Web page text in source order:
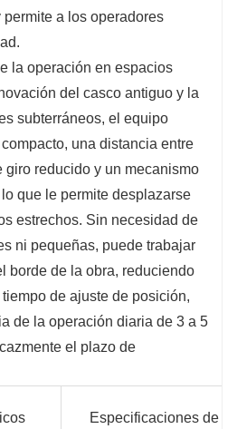
a los operadores
la operación en espacios
del casco antiguo y la
subterráneos, el equipo
una distancia entre
giro reducido y un mecanismo
que le permite desplazarse
estrechos. Sin necesidad de
ni pequeñas, puede trabajar
borde de la obra, reduciendo
de ajuste de posición,
de la operación diaria de 3 a 5
el plazo de
Especificaciones de